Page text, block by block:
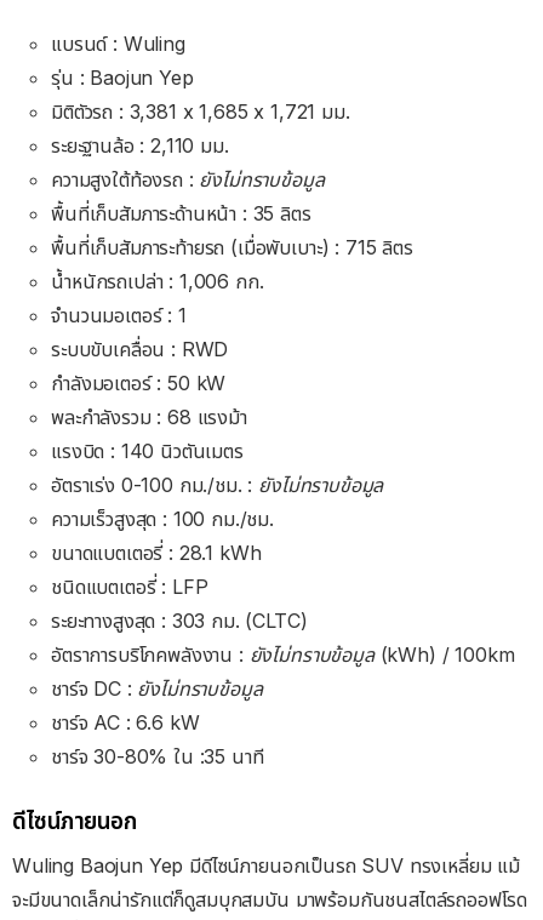
แบรนด์ : Wuling
รุ่น : Baojun Yep
มิติตัวรถ : 3,381 x 1,685 x 1,721 มม.
ระยะฐานล้อ : 2,110 มม.
ความสูงใต้ท้องรถ : ยังไม่ทราบข้อมูล
พื้นที่เก็บสัมภาระด้านหน้า : 35 ลิตร
พื้นที่เก็บสัมภาระท้ายรถ (เมื่อพับเบาะ) : 715 ลิตร
น้ำหนักรถเปล่า : 1,006 กก.
จำนวนมอเตอร์ : 1
ระบบขับเคลื่อน : RWD
กำลังมอเตอร์ : 50 kW
พละกำลังรวม : 68 แรงม้า
แรงบิด : 140 นิวตันเมตร
อัตราเร่ง 0-100 กม./ชม. : ยังไม่ทราบข้อมูล
ความเร็วสูงสุด : 100 กม./ชม.
ขนาดแบตเตอรี่ : 28.1 kWh
ชนิดแบตเตอรี่ : LFP
ระยะทางสูงสุด : 303 กม. (CLTC)
อัตราการบริโภคพลังงาน : ยังไม่ทราบข้อมูล(kWh) / 100km
ชาร์จ DC : ยังไม่ทราบข้อมูล
ชาร์จ AC : 6.6 kW
ชาร์จ 30-80% ใน :35 นาที
ดีไซน์ภายนอก
Wuling Baojun Yep มีดีไซน์ภายนอกเป็นรถ SUV ทรงเหลี่ยม แม้
จะมีขนาดเล็กน่ารักแต่ก็ดูสมบุกสมบัน มาพร้อมกันชนสไตล์รถออฟโรด